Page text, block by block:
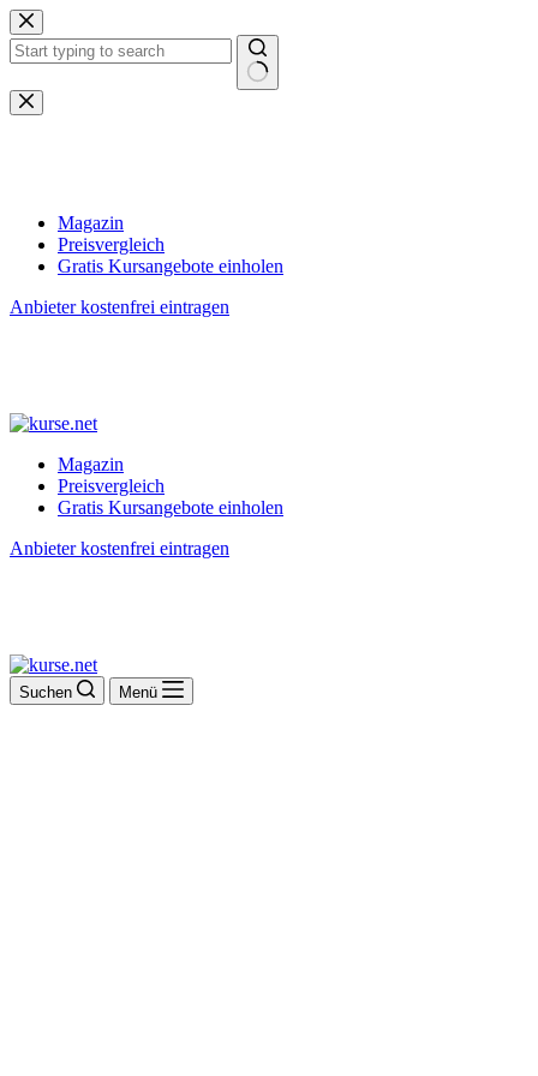
Zum
Inhalt
springen
Keine
Ergebnisse
Magazin
Preisvergleich
Gratis Kursangebote einholen
Anbieter kostenfrei eintragen
Magazin
Preisvergleich
Gratis Kursangebote einholen
Anbieter kostenfrei eintragen
Suchen Menü